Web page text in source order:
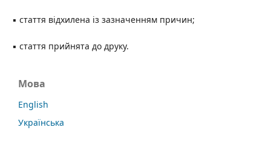
▪ стаття відхилена із зазначенням причин;
▪ стаття прийнята до друку.
Мова
English
Українська